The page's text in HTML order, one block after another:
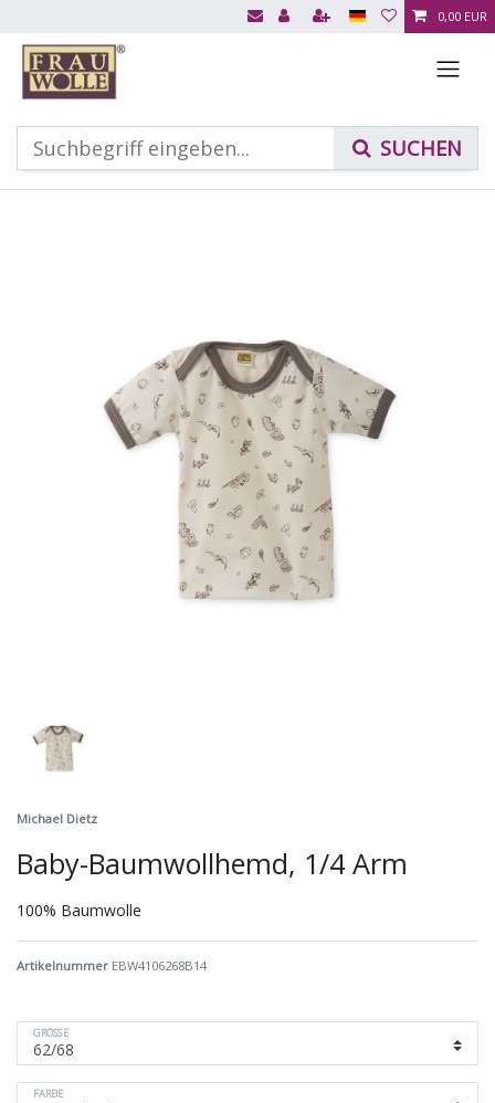
0,00 EUR
Michael Dietz
Baby-Baumwollhemd, 1/4 Arm
100% Baumwolle
Artikelnummer EBW4106268B14
GRÖSSE
FARBE